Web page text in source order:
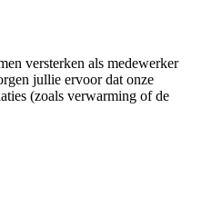
versterken als medewerker
jullie ervoor dat onze
(zoals verwarming of de